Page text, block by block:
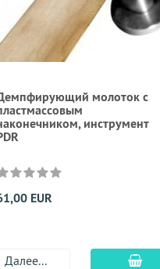
молоток с
инструмент
EUR
Далее...